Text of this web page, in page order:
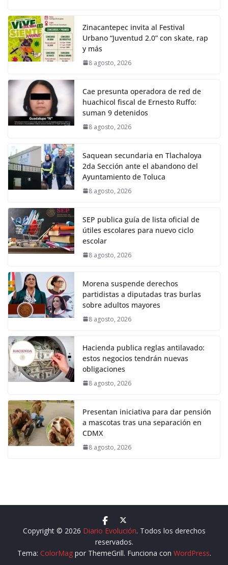
Zinacantepec invita al Festival
Urbano “Juventud 2.0” con skate, rap
y más
8 agosto, 2026
Cae presunta operadora de red de
huachicol fiscal de Ernesto Ruffo:
suman 9 detenidos
8 agosto, 2026
Saquean secundaria en Tlachaloya
2da Sección ante el abandono del
Ayuntamiento de Toluca
8 agosto, 2026
SEP publica guía de lista oficial de
útiles escolares para nuevo ciclo
escolar
8 agosto, 2026
Morena suspende derechos
partidistas a diputadas tras burlas
sobre adultos mayores
8 agosto, 2026
Hacienda publica reglas antilavado:
estos negocios tendrán nuevas
obligaciones
8 agosto, 2026
Presentan iniciativa para dar pensión
a mascotas tras una separación en
CDMX
8 agosto, 2026
Copyright © 2026 Diario Evolución. Todos los derechos
reservados.
Tema: ColorMagpor ThemeGrill. Funciona con WordPress.